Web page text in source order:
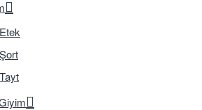
Etek
Şort
Tayt